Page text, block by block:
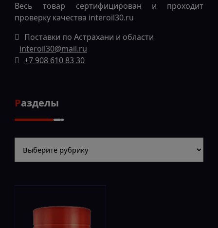
Весь товар сертифицирован и проходит
проверку качества interoil30.ru
Поставки по Астрахани и области
interoil30@mail.ru
+7 908 610 83 30
Разделы